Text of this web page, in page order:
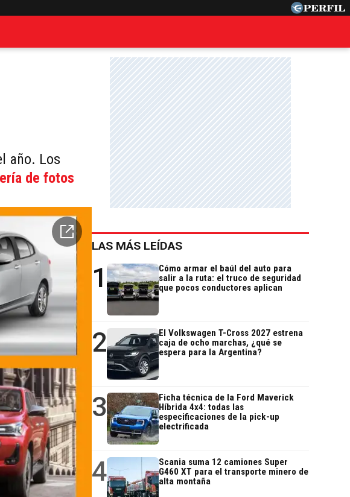
año. Los
de fotos
LAS MÁS LEÍDAS
1
Cómo armar el baúl del auto para
salir a la ruta: el truco de seguridad
que pocos conductores aplican
2
El Volkswagen T-Cross 2027 estrena
caja de ocho marchas, ¿qué se
espera para la Argentina?
3
Ficha técnica de la Ford Maverick
Híbrida 4x4: todas las
especificaciones de la pick-up
electrificada
4
Scania suma 12 camiones Super
G460 XT para el transporte minero de
alta montaña